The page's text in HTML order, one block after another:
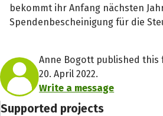
bekommt ihr Anfang nächsten
Spendenbescheinigung für die
Anne Bogott published this
20. April 2022.
Write a message
Supported projects